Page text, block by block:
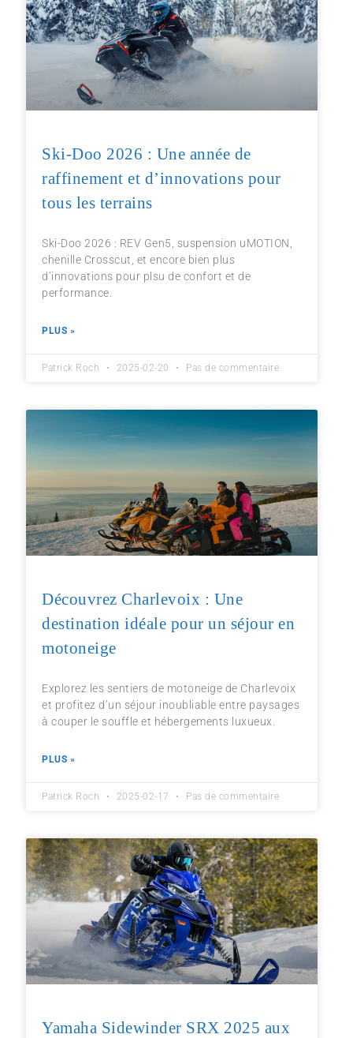
Ski-Doo 2026 : Une année de
raffinement et d’innovations pour
tous les terrains
Ski-Doo 2026 : REV Gen5, suspension uMOTION,
chenille Crosscut, et encore bien plus
d’innovations pour plsu de confort et de
performance.
PLUS »
Patrick Roch 2025-02-20 Pas de commentaire
Découvrez Charlevoix : Une
destination idéale pour un séjour en
motoneige
Explorez les sentiers de motoneige de Charlevoix
et profitez d’un séjour inoubliable entre paysages
à couper le souffle et hébergements luxueux.
PLUS »
Patrick Roch 2025-02-17 Pas de commentaire
Yamaha Sidewinder SRX 2025 aux